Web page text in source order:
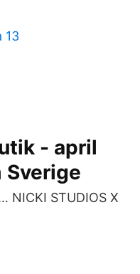
13
- april
Sverige
NICKI STUDIOS X